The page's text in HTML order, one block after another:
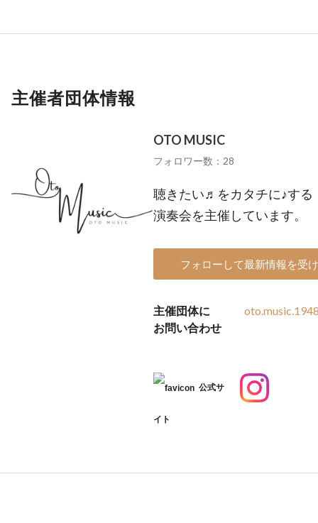
主催者団体情報
OTO MUSIC
フォロワー数：28
聴きたい♬をカタチに♪する
演奏会を主催しています。
フォローして最新情報を受
主催団体に
お問い合わせ
公式サ
イト